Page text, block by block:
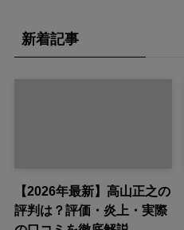
新着記事
【2026年最新】高山正之の
評判は？評価・炎上・実際